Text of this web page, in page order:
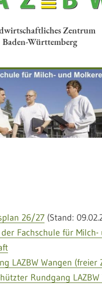
Zentrum
Baden-Württemberg
26/27 (Stand:
Fachschule für Milch-
LAZBW Wangen (freier
Rundgang LAZBW